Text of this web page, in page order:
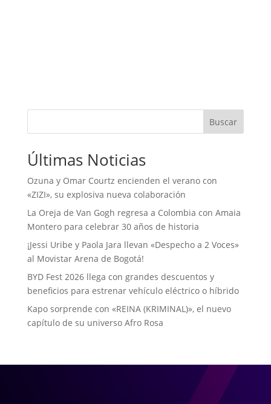
Buscar
Últimas Noticias
Ozuna y Omar Courtz encienden el verano con
«ZIZI», su explosiva nueva colaboración
La Oreja de Van Gogh regresa a Colombia con Amaia
Montero para celebrar 30 años de historia
¡Jessi Uribe y Paola Jara llevan «Despecho a 2 Voces»
al Movistar Arena de Bogotá!
BYD Fest 2026 llega con grandes descuentos y
beneficios para estrenar vehículo eléctrico o híbrido
Kapo sorprende con «REINA (KRIMINAL)», el nuevo
capítulo de su universo Afro Rosa